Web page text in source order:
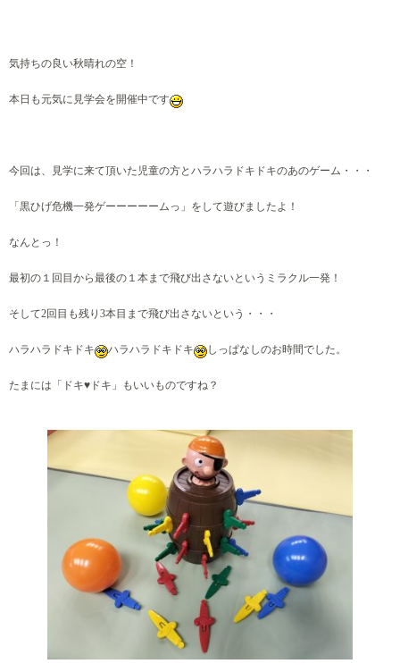
気持ちの良い秋晴れの空！
本日も元気に見学会を開催中です
今回は、見学に来て頂いた児童の方とハラハラドキドキのあのゲーム・・・
「黒ひげ危機一発ゲーーーーームっ」をして遊びましたよ！
なんとっ！
最初の１回目から最後の１本まで飛び出さないというミラクル一発！
そして2回目も残り3本目まで飛び出さないという・・・
ハラハラドキドキ ハラハラドキドキ しっぱなしのお時間でした。
たまには「ドキ♥ドキ」もいいものですね？